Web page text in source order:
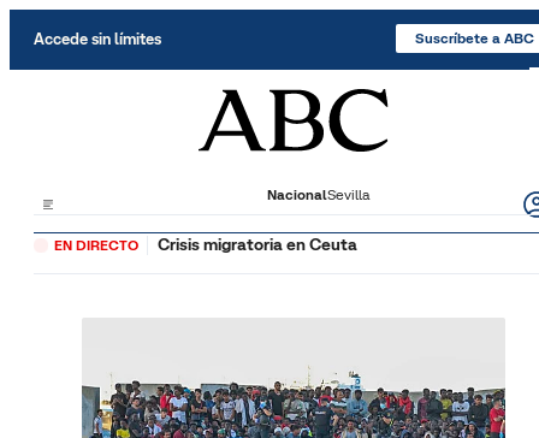
Accede sin límites Suscríbete a ABC
NacionalSevilla
EN DIRECTO Crisis migratoria en Ceuta